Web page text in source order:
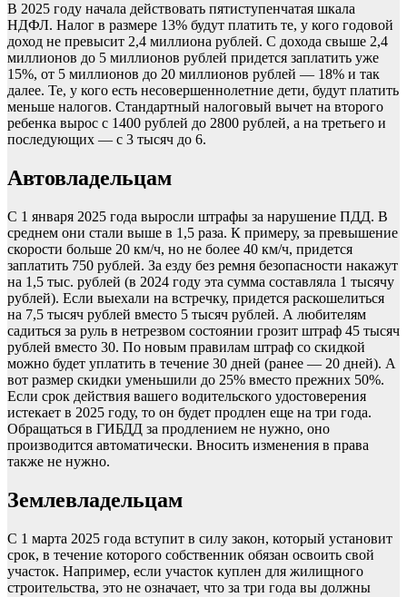
В 2025 году начала действовать пятиступенчатая шкала
НДФЛ. Налог в размере 13% будут платить те, у кого годовой
доход не превысит 2,4 миллиона рублей. С дохода свыше 2,4
миллионов до 5 миллионов рублей придется заплатить уже
15%, от 5 миллионов до 20 миллионов рублей — 18% и так
далее. Те, у кого есть несовершеннолетние дети, будут платить
меньше налогов. Стандартный налоговый вычет на второго
ребенка вырос с 1400 рублей до 2800 рублей, а на третьего и
последующих — с 3 тысяч до 6.
Автовладельцам
С 1 января 2025 года выросли штрафы за нарушение ПДД. В
среднем они стали выше в 1,5 раза. К примеру, за превышение
скорости больше 20 км/ч, но не более 40 км/ч, придется
заплатить 750 рублей. За езду без ремня безопасности накажут
на 1,5 тыс. рублей (в 2024 году эта сумма составляла 1 тысячу
рублей). Если выехали на встречку, придется раскошелиться
на 7,5 тысяч рублей вместо 5 тысяч рублей. А любителям
садиться за руль в нетрезвом состоянии грозит штраф 45 тысяч
рублей вместо 30. По новым правилам штраф со скидкой
можно будет уплатить в течение 30 дней (ранее — 20 дней). А
вот размер скидки уменьшили до 25% вместо прежних 50%.
Если срок действия вашего водительского удостоверения
истекает в 2025 году, то он будет продлен еще на три года.
Обращаться в ГИБДД за продлением не нужно, оно
производится автоматически. Вносить изменения в права
также не нужно.
Землевладельцам
С 1 марта 2025 года вступит в силу закон, который установит
срок, в течение которого собственник обязан освоить свой
участок. Например, если участок куплен для жилищного
строительства, это не означает, что за три года вы должны